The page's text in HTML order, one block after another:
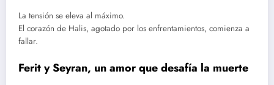
La tensión se eleva al máximo.
El corazón de Halis, agotado por los enfrentamientos, comienza a
fallar.
Ferit y Seyran, un amor que desafía la muerte